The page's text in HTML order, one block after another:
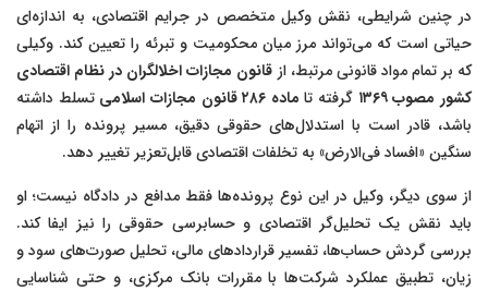
در چنین شرایطی، نقش وکیل متخصص در جرایم اقتصادی، به اندازه‌ای
حیاتی است که می‌تواند مرز میان محکومیت و تبرئه را تعیین کند. وکیلی
که بر تمام مواد قانونی مرتبط، از قانون مجازات اخلالگران در نظام اقتصادی
کشور مصوب ۱۳۶۹
گرفته تا ماده ۲۸۶ قانون مجازات اسلامی
تسلط داشته
باشد، قادر است با استدلال‌های حقوقی دقیق، مسیر پرونده را از اتهام
سنگین «افساد فی‌الارض» به تخلفات اقتصادی قابل‌تعزیر تغییر دهد.
از سوی دیگر، وکیل در این نوع پرونده‌ها فقط مدافع در دادگاه نیست؛ او
باید نقش یک تحلیل‌گر اقتصادی و حسابرسی حقوقی را نیز ایفا کند.
بررسی گردش حساب‌ها، تفسیر قراردادهای مالی، تحلیل صورت‌های سود و
زیان، تطبیق عملکرد شرکت‌ها با مقررات بانک مرکزی، و حتی شناسایی